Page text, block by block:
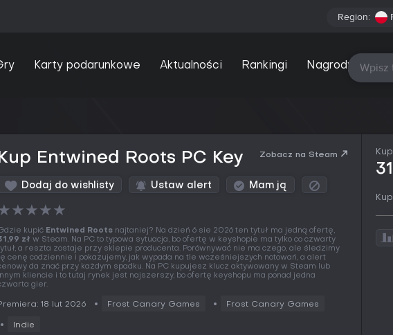
Region:
Karty podarunkowe Aktualności Rankingi Nagrody
Entwined Roots PC Key Zobacz na Steam
Dodaj do wishlisty Ustaw alert Mam ją
★★★★
kupić Entwined Roots najtaniej? Na dzień 6 sie 2026 ten tytuł ma jedną ofertę,
zł w Steam. Na PC to typowa sytuacja, bo ofertę w keyshopie ma tylko co czwarty
a reszta zostaje przy sklepie producenta. Porównywać nie ma czego, ale śledzimy
cenę codziennie i pokazujemy, jak wypada na tle wcześniejszych notowań, a alert
da znać przy każdym spadku. Na PC kupujesz klucz aktywowany w Steam lub
kliencie i to tutaj rynek jest najszerszy, bo ofertę keyshopu ma ponad jedna
gier.
18 lut 2026 Frost Canary Games Frost Canary Games
Indie